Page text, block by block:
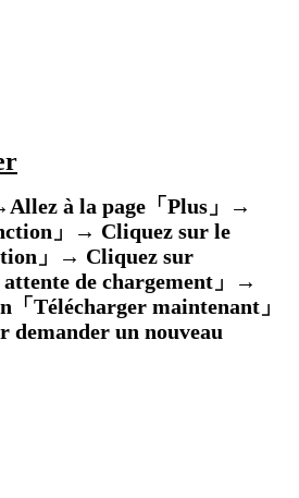
à la page「Plus」→
」
→ Cliquez sur le
」→ Cliquez sur
de chargement」→
Télécharger maintenant」
demander un nouveau